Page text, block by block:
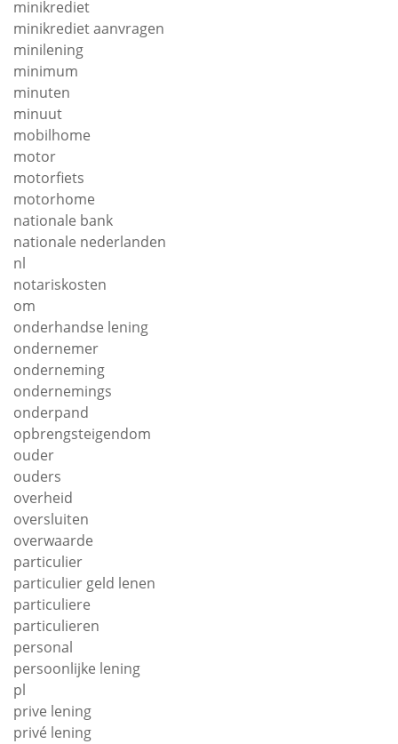
minikrediet
minikrediet aanvragen
minilening
minimum
minuten
minuut
mobilhome
motor
motorfiets
motorhome
nationale bank
nationale nederlanden
nl
notariskosten
om
onderhandse lening
ondernemer
onderneming
ondernemings
onderpand
opbrengsteigendom
ouder
ouders
overheid
oversluiten
overwaarde
particulier
particulier geld lenen
particuliere
particulieren
personal
persoonlijke lening
pl
prive lening
privé lening